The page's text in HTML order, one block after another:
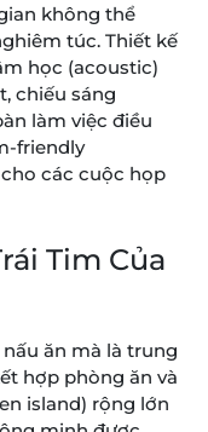
không thể
túc. Thiết kế
học (acoustic)
chiếu sáng
làm việc điều
friendly
các cuộc họp
Tim Của
ăn mà là trung
hợp phòng ăn và
island) rộng lớn